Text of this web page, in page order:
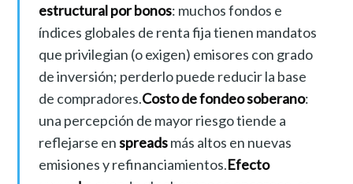
estructural por bonos: muchos fondos e
índices globales de renta fija tienen mandatos
que privilegian (o exigen) emisores con grado
de inversión; perderlo puede reducir la base
de compradores.Costo de fondeo soberano:
una percepción de mayor riesgo tiende a
reflejarse enspreadsmás altos en nuevas
emisiones y refinanciamientos.Efecto